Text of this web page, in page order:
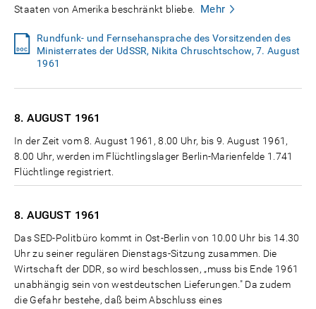
Staaten von Amerika beschränkt bliebe.
Mehr
Rundfunk- und Fernsehansprache des Vorsitzenden des
Ministerrates der UdSSR, Nikita Chruschtschow, 7. August
1961
8. AUGUST 1961
In der Zeit vom 8. August 1961, 8.00 Uhr, bis 9. August 1961,
8.00 Uhr, werden im Flüchtlingslager Berlin-Marienfelde 1.741
Flüchtlinge registriert.
8. AUGUST 1961
Das SED-Politbüro kommt in Ost-Berlin von 10.00 Uhr bis 14.30
Uhr zu seiner regulären Dienstags-Sitzung zusammen. Die
Wirtschaft der DDR, so wird beschlossen, „muss bis Ende 1961
unabhängig sein von westdeutschen Lieferungen." Da zudem
die Gefahr bestehe, daß beim Abschluss eines